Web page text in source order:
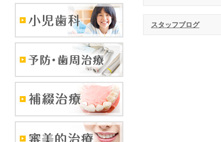
スタッフブログ